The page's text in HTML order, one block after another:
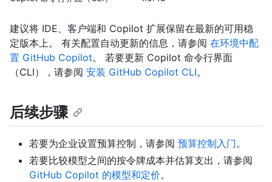
建议将 IDE、客户端和 Copilot 扩展保留在最新的可用稳
定版本上。 有关配置自动更新的信息，请参阅 在环境中配
置 GitHub Copilot。 若要更新 Copilot 命令行界面
（CLI），请参阅 安装 GitHub Copilot CLI。
后续步骤
若要为企业设置预算控制，请参阅 预算控制入门。
若要比较模型之间的按令牌成本并估算支出，请参阅
GitHub Copilot 的模型和定价。